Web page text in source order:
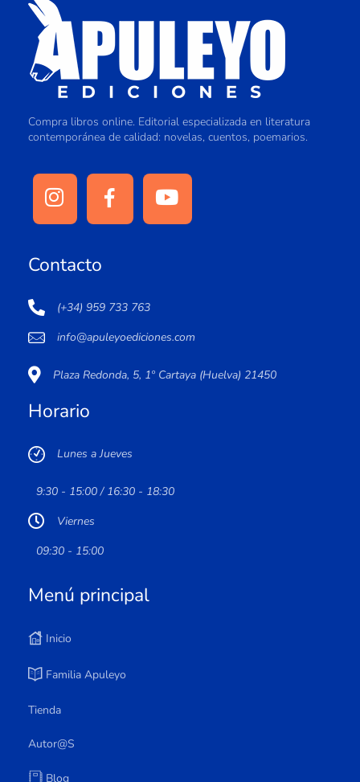
Compra libros online. Editorial especializada en literatura
contemporánea de calidad: novelas, cuentos, poemarios.
Contacto
(+34) 959 733 763
info@apuleyoediciones.com
Plaza Redonda, 5, 1º Cartaya (Huelva) 21450
Horario
Lunes a Jueves
9:30 - 15:00 / 16:30 - 18:30
Viernes
09:30 - 15:00
Menú principal
Inicio
Familia Apuleyo
Tienda
Autor@s
Blog